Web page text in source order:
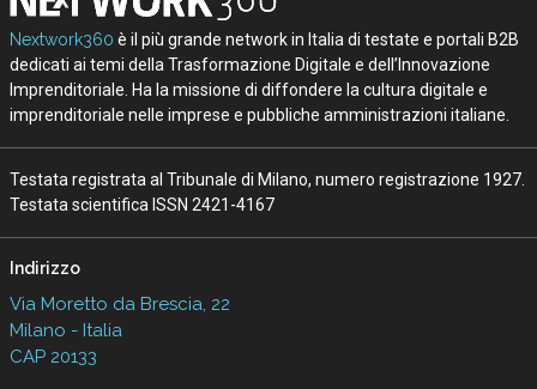
Nextwork360 è il più grande network in Italia di testate e portali B2B
dedicati ai temi della Trasformazione Digitale e dell’Innovazione
Imprenditoriale. Ha la missione di diffondere la cultura digitale e
imprenditoriale nelle imprese e pubbliche amministrazioni italiane.
Testata registrata al Tribunale di Milano, numero registrazione 1927.
Testata scientifica ISSN 2421-4167
Indirizzo
Via Moretto da Brescia, 22
Milano - Italia
CAP 20133